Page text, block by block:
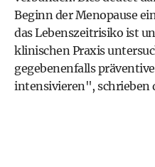
Beginn der Menopause
das Lebenszeitrisiko ist
klinischen Praxis
gegebenenfalls
intensivieren", schrieben